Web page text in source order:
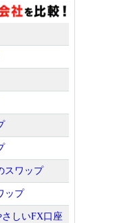
スワップ
ップ
しいFX口座